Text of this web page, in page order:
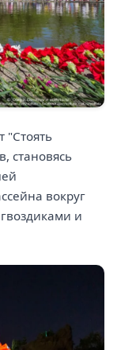
"Стоять
становясь
вокруг
и